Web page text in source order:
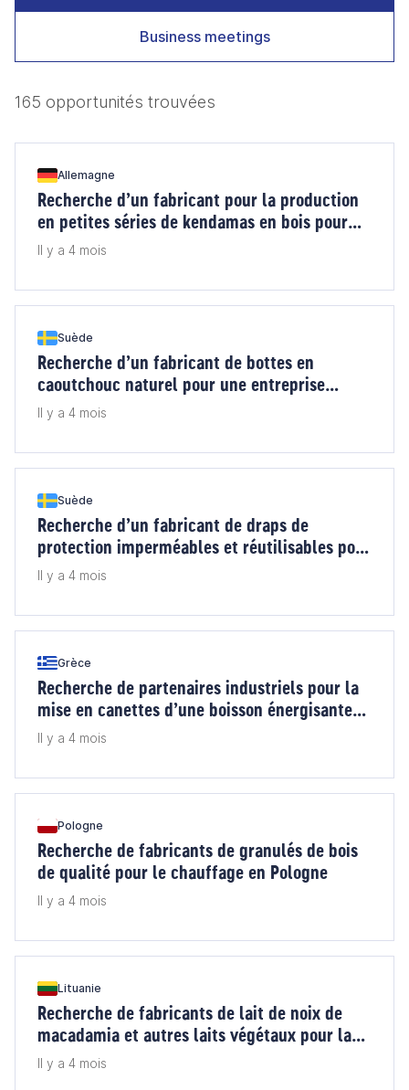
Business meetings
165 opportunités trouvées
Allemagne
Recherche d’un fabricant pour la production
en petites séries de kendamas en bois pour
l’Allemagne
Il y a 4 mois
Suède
Recherche d’un fabricant de bottes en
caoutchouc naturel pour une entreprise
suédoise
Il y a 4 mois
Suède
Recherche d’un fabricant de draps de
protection imperméables et réutilisables pour
la toilette de patients alités (Suède)
Il y a 4 mois
Grèce
Recherche de partenaires industriels pour la
mise en canettes d’une boisson énergisante
alcoolisée en 330 ml pour la Grèce
Il y a 4 mois
Pologne
Recherche de fabricants de granulés de bois
de qualité pour le chauffage en Pologne
Il y a 4 mois
Lituanie
Recherche de fabricants de lait de noix de
macadamia et autres laits végétaux pour la
Lituanie
Il y a 4 mois